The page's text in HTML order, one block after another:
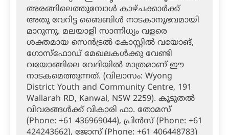
അരങ്ങിലെത്തുമ്പോള്‍ കാഴ്ചക്കാര്‍ക്ക്
അതു വേറിട്ട ബൈബിള്‍ നാടകാനുഭവമായി
മാറുന്നു. മലയാളി സാന്നിധ്യം വളരെ
ശക്തമായ സെന്‍ട്രല്‍ കോസ്റ്റില്‍ വയോങ്,
ഗോസ്‌ഫോഡ് മേഖലകള്‍ക്കു വേണ്ടി
വയോങ്ങിലെ വേദിയില്‍ മാത്രമാണ് ഈ
നാടകമെത്തുന്നത്. (വിലാസം: Wyong
District Youth and Community Centre, 191
Wallarah RD, Kanwal, NSW 2259). കൂടുതല്‍
വിവരങ്ങള്‍ക്ക് വികാരി ഫാ. തോമസ്
(Phone: +61 436969044), പ്രിന്‍സ് (Phone: +61
424243662), ജോസ് (Phone: +61 406448783)